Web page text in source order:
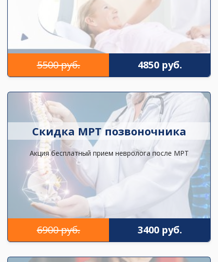
5500 руб. 4850 руб.
Скидка МРТ позвоночника
Акция бесплатный прием невролога после МРТ
6900 руб. 3400 руб.